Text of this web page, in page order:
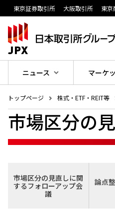
東京証券取引所 大阪取引所 東京
ニュース マーケ
トップページ 株式・ETF・REIT等
市場区分の
市場区分の見直しに関
するフォローアップ会
議
論点